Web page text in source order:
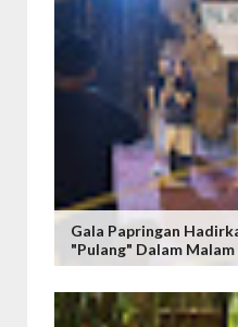
Gala Papringan
"Pulang" Dalam